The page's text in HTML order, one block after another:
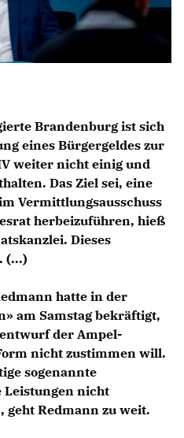
Potsdam
Brandenburg ist sich
eines Bürgergeldes zur
weiter nicht einig und
Das Ziel sei, eine
Vermittlungsausschuss
herbeizuführen, hieß
Dieses
(...)
hatte in der
am Samstag bekräftigt,
der Ampel-
nicht zustimmen will.
sogenannte
Leistungen nicht
Redmann zu weit.